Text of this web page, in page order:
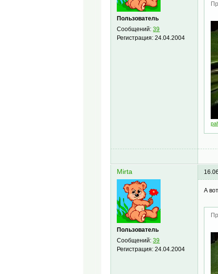
Пользователь
Сообщений:39
Регистрация:24.04.2004
Mirta
Пользователь
Сообщений:39
Регистрация:24.04.2004
А